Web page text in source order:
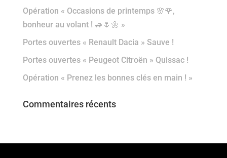
Opération « Occasions de printemps 🌸🌹,
bonheur au volant ! 🚙🌷🌼 »
Portes ouvertes « Renault Dacia » Sauve !
Portes ouvertes « Peugeot Citroën » Quissac !
Opération « Prenez les bonnes clés en main ! »
Commentaires récents